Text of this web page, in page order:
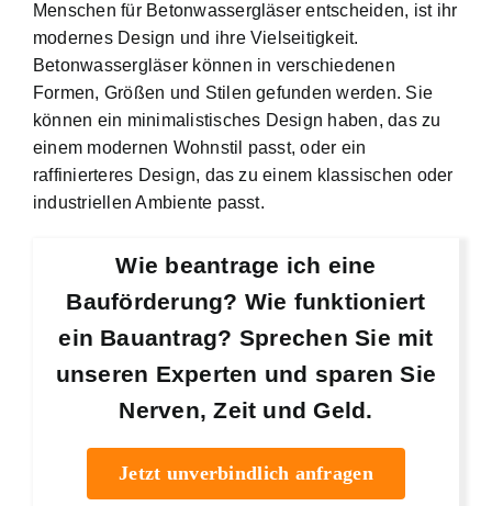
Menschen für Betonwassergläser entscheiden, ist ihr
modernes Design und ihre Vielseitigkeit.
Betonwassergläser können in verschiedenen
Formen, Größen und Stilen gefunden werden. Sie
können ein minimalistisches Design haben, das zu
einem modernen Wohnstil passt, oder ein
raffinierteres Design, das zu einem klassischen oder
industriellen Ambiente passt.
Wie beantrage ich eine
Bauförderung? Wie funktioniert
ein Bauantrag? Sprechen Sie mit
unseren Experten und sparen Sie
Nerven, Zeit und Geld.
Jetzt unverbindlich anfragen